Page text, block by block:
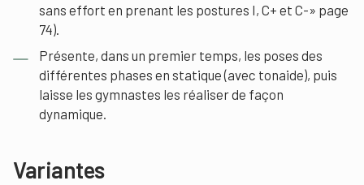
sans effort en prenant les postures I, C+ et C-» page
74).
Présente, dans un premier temps, les poses des
différentes phases en statique (avec tonaide), puis
laisse les gymnastes les réaliser de façon
dynamique.
Variantes